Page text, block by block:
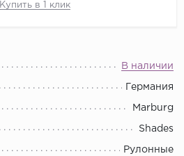
Купить в 1 клик
В наличии
Германия
Marburg
Shades
Рулонные